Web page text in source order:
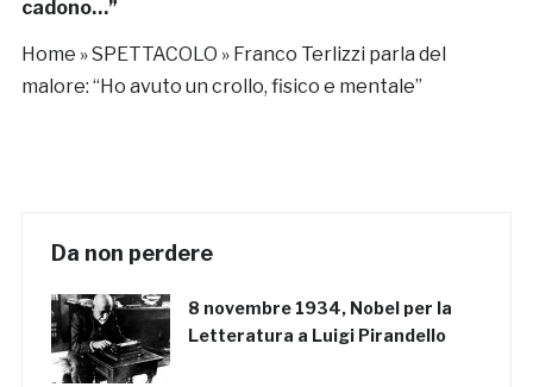
cadono…”
Home »SPETTACOLO » Franco Terlizzi parla del
malore: “Ho avuto un crollo, fisico e mentale”
Da non perdere
8 novembre 1934, Nobel per la
Letteratura a Luigi Pirandello